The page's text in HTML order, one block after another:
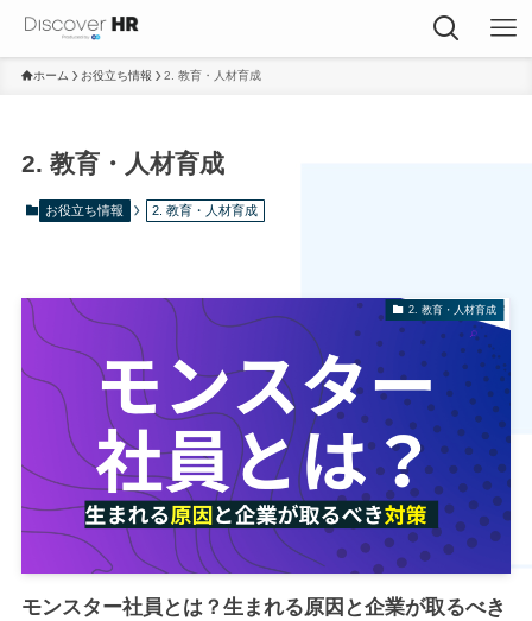
ホーム お役立ち情報 2. 教育・人材育成
2. 教育・人材育成
お役立ち情報 2. 教育・人材育成
2. 教育・人材育成
モンスター社員とは？生まれる原因と企業が取るべき